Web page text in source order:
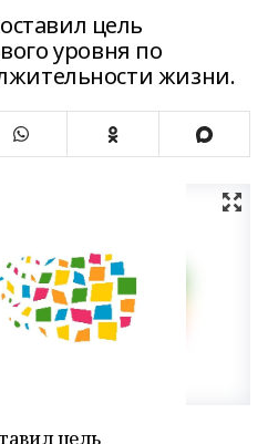
цель
уровня по
жизни.
цель